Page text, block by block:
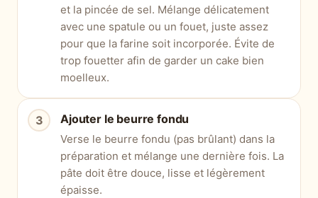
et la pincée de sel. Mélange délicatement
avec une spatule ou un fouet, juste assez
pour que la farine soit incorporée. Évite de
trop fouetter afin de garder un cake bien
moelleux.
Ajouter le beurre fondu
Verse le beurre fondu (pas brûlant) dans la
préparation et mélange une dernière fois. La
pâte doit être douce, lisse et légèrement
épaisse.